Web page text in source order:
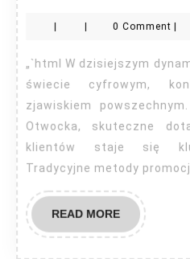
| | 0 Comment |
„`html W dzisiejszym dynamicznie zmieniającym się
świecie cyfrowym,
zjawiskiem
Otwocka, skuteczne
klientów staje się
Tradycyjne metody
READ MOREREAD
MORE